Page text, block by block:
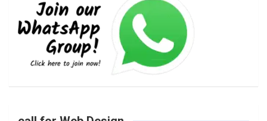
e
b